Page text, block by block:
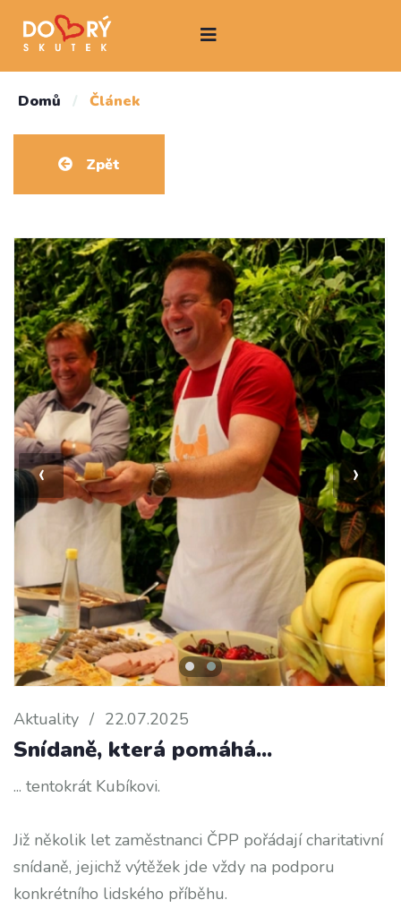
Domů / Článek
Zpět
‹ ›
Aktuality / 22.07.2025
Snídaně, která pomáhá...
... tentokrát Kubíkovi.
Již několik let zaměstnanci ČPP pořádají charitativní
snídaně, jejichž výtěžek jde vždy na podporu
konkrétního lidského příběhu.